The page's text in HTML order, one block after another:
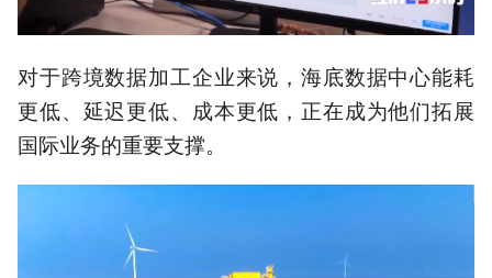
对于跨境数据加工企业来说，海底数据中心能耗
更低、延迟更低、成本更低，正在成为他们拓展
国际业务的重要支撑。